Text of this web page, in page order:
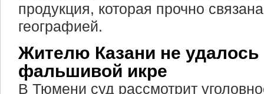
продукция, которая прочно
географией.
Жителю Казани не удалось
фальшивой икре
В Тюмени суд рассмотрит